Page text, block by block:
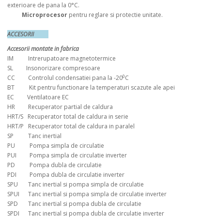
exterioare de pana la 0°C.
Microprocesor pentru reglare si protectie unitate.
ACCESORII
Accesorii montate in fabrica
IM Intrerupatoare magnetotermice
SL Insonorizare compresoare
CC Controlul condensatiei pana la -200C
BT Kit pentru functionare la temperaturi scazute ale apei
EC Ventilatoare EC
HR Recuperator partial de caldura
HRT/S Recuperator total de caldura in serie
HRT/P Recuperator total de caldura in paralel
SP Tanc inertial
PU Pompa simpla de circulatie
PUI Pompa simpla de circulatie inverter
PD Pompa dubla de circulatie
PDI Pompa dubla de circulatie inverter
SPU Tanc inertial si pompa simpla de circulatie
SPUI Tanc inertial si pompa simpla de circulatie inverter
SPD Tanc inertial si pompa dubla de circulatie
SPDI Tanc inertial si pompa dubla de circulatie inverter